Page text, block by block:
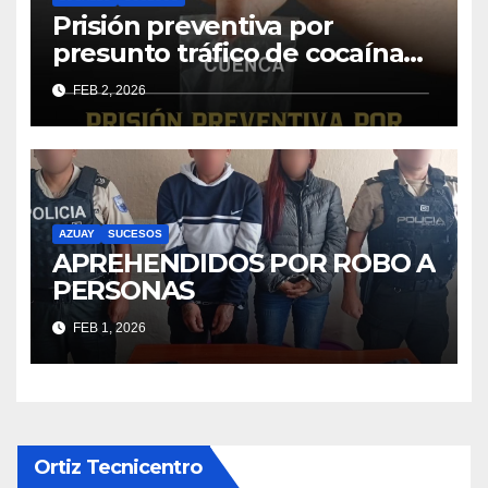
Prisión preventiva por
presunto tráfico de cocaína
en alta escala
FEB 2, 2026
AZUAY SUCESOS
APREHENDIDOS POR ROBO A
PERSONAS
FEB 1, 2026
Ortiz Tecnicentro